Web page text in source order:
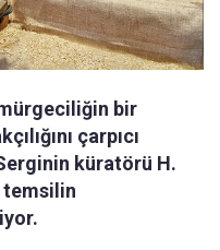
bir
çarpıcı
küratörü H.
temsilin